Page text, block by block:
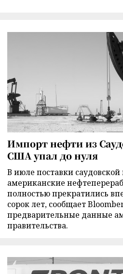
Импорт нефти из
США упал до нуля
В июле поставки
американские
полностью прекратились
сорок лет, сообщает
предварительные данные
правительства.